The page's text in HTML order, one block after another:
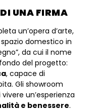
UNA FIRMA
un’opera d’arte,
domestico in
da cui il nome
del progetto:
, capace di
Gli showroom
un’esperienza
e benessere.